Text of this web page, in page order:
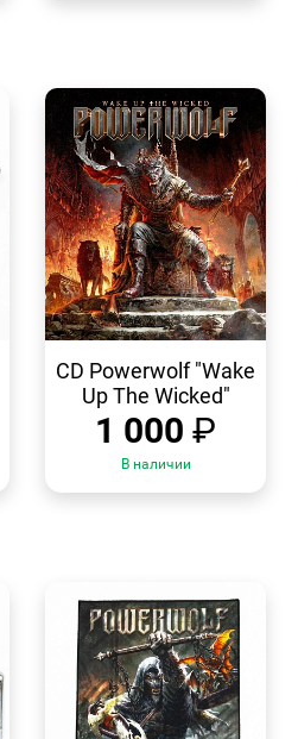
ПРОСМОТР
CD Powerwolf "Wake
Up The Wicked"
1 000 ₽
В наличии